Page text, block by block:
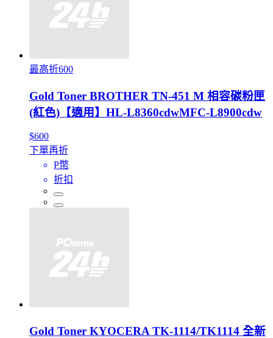
最高折600
Gold Toner BROTHER TN-451 M 相容碳粉匣
(紅色)【適用】HL-L8360cdwMFC-L8900cdw
$600
下單再折
P幣
折扣
Gold Toner KYOCERA TK-1114/TK1114 全新